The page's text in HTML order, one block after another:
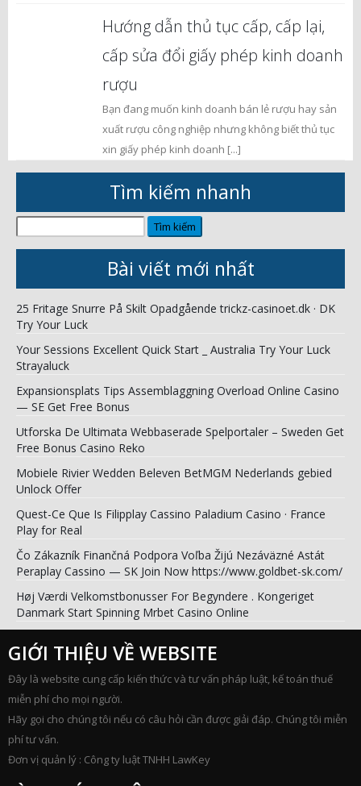
Hướng dẫn thủ tục cấp, cấp lại,
cấp sửa đổi giấy phép kinh doanh
rượu
Bạn đang muốn kinh doanh bán lẻ rượu hay sản
xuất rượu công nghiệp nhưng không biết thủ tục
xin giấy phép kinh doanh [...]
Tìm kiếm nhanh
Tìm
kiếm
Bài viết mới nhất
25 Fritage Snurre På Skilt Opadgående trickz-casinoet.dk · DK
Try Your Luck
Your Sessions Excellent Quick Start _ Australia Try Your Luck
Strayaluck
Expansionsplats Tips Assemblaggning Overload Online Casino
— SE Get Free Bonus
Utforska De Ultimata Webbaserade Spelportaler – Sweden Get
Free Bonus Casino Reko
Mobiele Rivier Wedden Beleven BetMGM Nederlands gebied
Unlock Offer
Quest-Ce Que Is Filipplay Cassino Paladium Casino · France
Play for Real
Čo Zákazník Finančná Podpora Voľba Žijú Nezáväzné Astát
Peraplay Cassino — SK Join Now https://www.goldbet-sk.com/
Høj Værdi Velkomstbonusser For Begyndere . Kongeriget
Danmark Start Spinning Mrbet Casino Online
GIỚI THIỆU VỀ WEBSITE
Đây là website cung cấp kiến thức và tư vấn pháp luật, kế toán thuế
miễn phí cho mọi người.
Hãy gọi cho chúng tôi nếu có câu hỏi cần được giải đáp. Chúng tôi miễn
phí tư vấn.
Đơn vị quản lý : Công ty luật TNHH LawKey